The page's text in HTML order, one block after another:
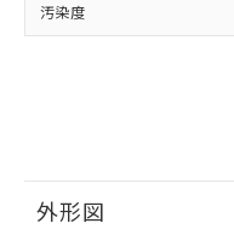
汚染度
外形図
お客様が
※3 非含有証
51物質の非含有
※本証明書は発